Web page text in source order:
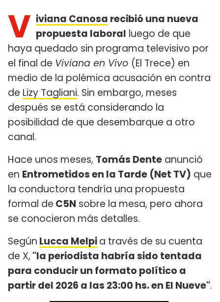
V iviana Canosa recibió una nueva
propuesta laboral luego de que
haya quedado sin programa televisivo por
el final de Viviana en Vivo (El Trece) en
medio de la polémica acusación en contra
de Lizy Tagliani. Sin embargo, meses
después se está considerando la
posibilidad de que desembarque a otro
canal.
Hace unos meses, Tomás Dente anunció
en Entrometidos en la Tarde (Net TV) que
la conductora tendría una propuesta
formal de C5N sobre la mesa, pero ahora
se conocieron más detalles.
Según Lucca Melpia través de su cuenta
de X, "la periodista habría sido tentada
para conducir un formato político a
partir del 2026 a las 23:00 hs. en El Nueve".